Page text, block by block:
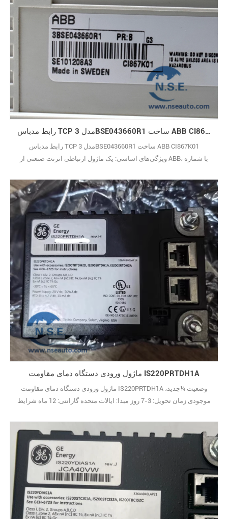
رابط مدباس TCP مدل 3BSE043660R1 ساخت ABB CI867K01
رابط مدباس TCP مدل 3BSE043660R1 ساخت ABB CI867K01
ویژگی‌های اساسی: یک ماژول ارتباطی اترنت صنعتی از ABB، با شماره
800M شرکت ABB سازگار است و دارای طراحی جمع و جوری است که
نصب را انعطاف‌پذیر می‌کند. این ماژول یک جزء اصلی برای شبکه‌سازی
دستگاه‌ها در سیستم‌های اتوماسیون صنعتی است و سازگاری و پ29
ماژول ورودی دستگاه دمای مقاومت IS220PRTDH1A
ماژول ورودی دستگاه دمای مقاومت IS220PRTDH1A وضعیت ¼جدید،
موجودی زمان تحویل: 3-7 روز مبدا: ایالات متحده گارانتی: 12 ماه شرایط